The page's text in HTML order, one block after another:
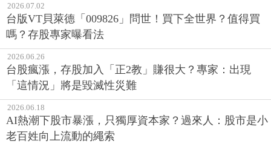
2026.07.02
台版VT貝萊德「009826」問世！買下全世界？值得買
嗎？存股專家曝看法
2026.06.26
台股瘋漲，存股加入「正2教」賺很大？專家：出現
「這情況」將是毀滅性災難
2026.06.18
AI熱潮下股市暴漲，只獨厚資本家？過來人：股市是小
老百姓向上流動的繩索